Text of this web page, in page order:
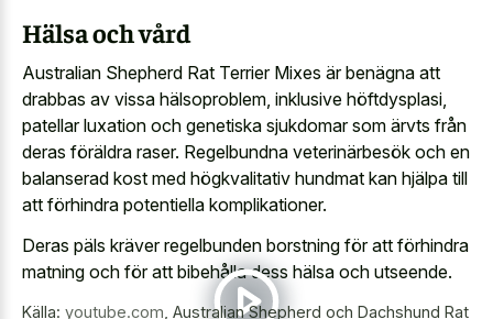
Hälsa och vård
Australian Shepherd Rat Terrier Mixes är benägna att
drabbas av vissa hälsoproblem, inklusive höftdysplasi,
patellar luxation och genetiska sjukdomar som ärvts från
deras föräldra raser. Regelbundna veterinärbesök och en
balanserad kost med högkvalitativ hundmat kan hjälpa till
att förhindra potentiella komplikationer.
Deras päls kräver regelbunden borstning för att förhindra
matning och för att bibehålla dess hälsa och utseende.
Källa: youtube.com Australian Shepherd och Dachshund Rat